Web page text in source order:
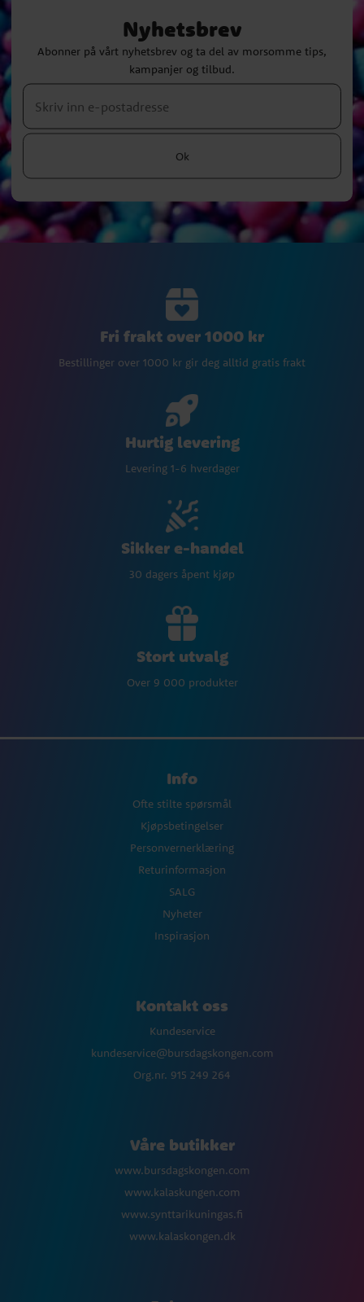
Nyhetsbrev
Abonner på vårt nyhetsbrev og ta del av morsomme tips,
kampanjer og tilbud.
Ok
Fri frakt over 1000 kr
Bestillinger over 1000 kr gir deg alltid gratis frakt
Hurtig levering
Levering 1-6 hverdager
Sikker e-handel
30 dagers åpent kjøp
Stort utvalg
Over 9 000 produkter
Info
Ofte stilte spørsmål
Kjøpsbetingelser
Personvernerklæring
Returinformasjon
SALG
Nyheter
Inspirasjon
Kontakt oss
Kundeservice
kundeservice@bursdagskongen.com
Org.nr. 915 249 264
Våre butikker
www.bursdagskongen.com
www.kalaskungen.com
www.synttarikuningas.fi
www.kalaskongen.dk